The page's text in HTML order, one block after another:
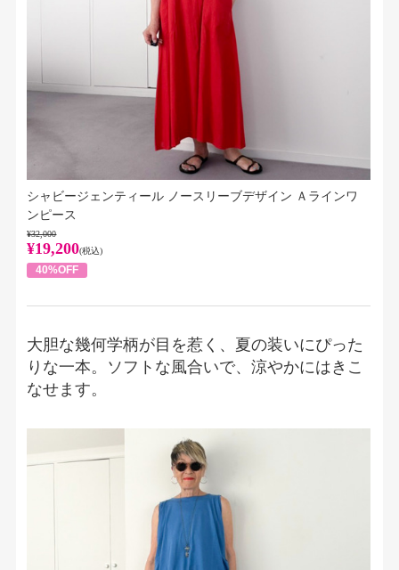
シャビージェンティール ノースリーブデザイン Ａラインワ
ンピース
¥32,000
¥19,200(税込)
40%OFF
大胆な幾何学柄が目を惹く、夏の装いにぴった
りな一本。ソフトな風合いで、涼やかにはきこ
なせます。